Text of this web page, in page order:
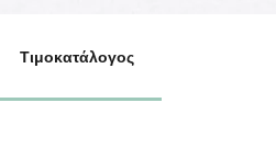
Τιμοκατάλογος